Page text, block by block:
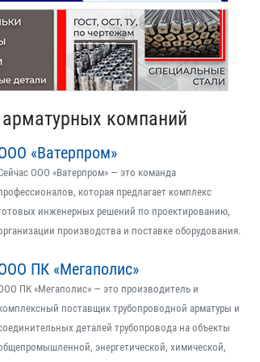
арматурных компаний
«Ватерпром»
ООО «Ватерпром» — это команда
которая предлагает комплекс
инженерных решений по проектированию,
производства и поставке оборудования.
ПК «Мегаполис»
ПК «Мегаполис» — это производитель и
поставщик трубопроводной арматуры и
деталей трубопровода на объекты
энергетической, химической,